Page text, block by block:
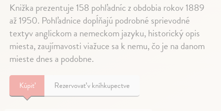
Knižka prezentuje 158 pohľadníc z obdobia rokov 1889
až 1950. Pohľadnice dopĺňajú podrobné sprievodné
textyv anglickom a nemeckom jazyku, historický opis
miesta, zaujímavosti viažuce sa k nemu, čo je na danom
mieste dnes a podobne.
Kúpiť Rezervovať v kníhkupectve